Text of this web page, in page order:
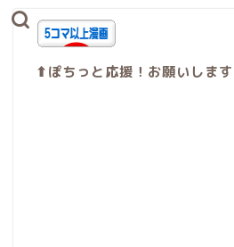
⬆︎ぽちっと応援！お願いします